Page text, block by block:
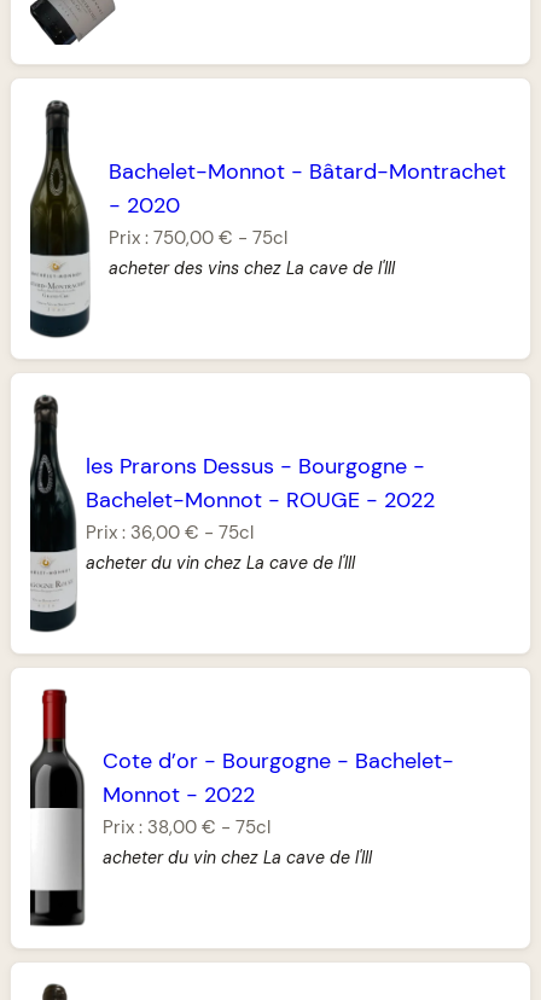
Bachelet-Monnot- Bâtard-Montrachet
- 2020
Prix : 750,00 € - 75cl
acheter des vins chez La cave de l'Ill
les Prarons Dessus - Bourgogne-
Bachelet-Monnot- ROUGE- 2022
Prix : 36,00 € - 75cl
acheter du vin chez La cave de l'Ill
Cote d’or - Bourgogne - Bachelet-
Monnot - 2022
Prix : 38,00 € -75cl
acheter du vin chez La cave de l'Ill